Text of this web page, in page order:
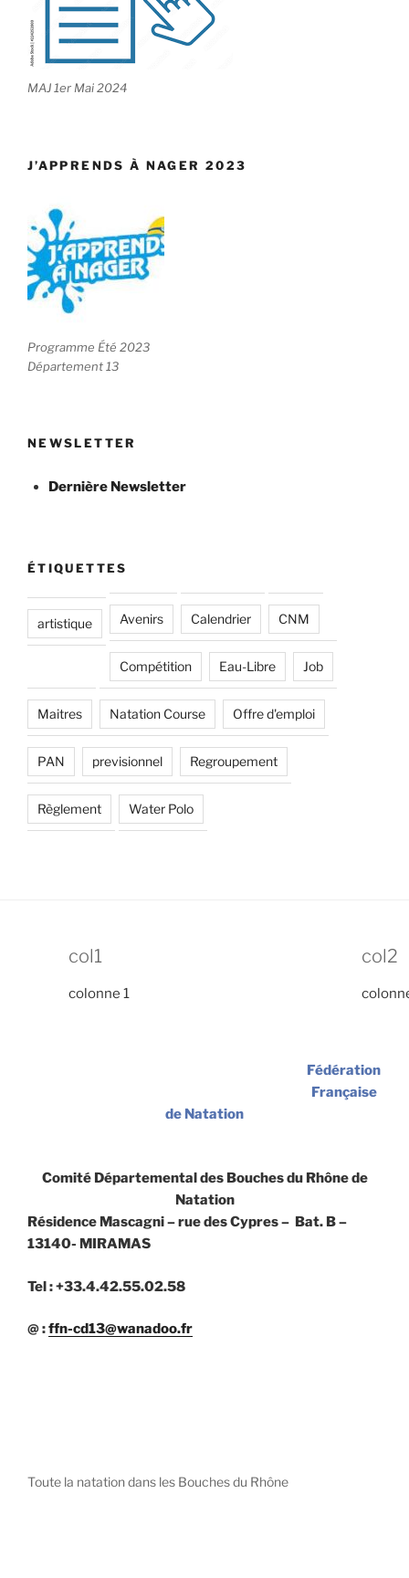
MAJ 1er Mai 2024
J’APPRENDS À NAGER 2023
Programme Été 2023
Département 13
NEWSLETTER
Dernière Newsletter
ÉTIQUETTES
artistique Avenirs Calendrier CNM
Compétition Eau-Libre Job
Maitres Natation Course Offre d'emploi
PAN previsionnel Regroupement
Règlement Water Polo
col1
colonne 1
col2
Fédération
Française
de Natation
Comité Départemental des Bouches du Rhône de
Natation
Résidence Mascagni – rue des Cypres – Bat. B –
13140- MIRAMAS
Tel : +33.4.42.55.02.58
@ :ffn-cd13@wanadoo.fr
Toute la natation dans les Bouches du Rhône